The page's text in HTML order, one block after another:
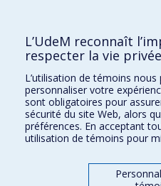
Comment soutenir le
BESOIN D'AIDE?
Plan du site
Signaler une erreur
Accessibilité
FACULTÉ DES ARTS ET DES
Nos départements et écoles
L’UdeM reconnaît
respecter la vie privée
L’utilisation de témoins
personnaliser votre
sont obligatoires pour
sécurité du site Web, alors
préférences. En acceptant
utilisation de témoins pour